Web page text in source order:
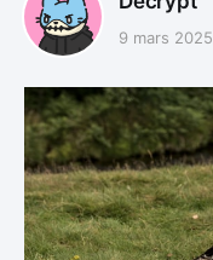
9 mars 2025